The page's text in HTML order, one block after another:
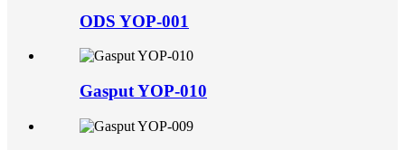
ODS YOP-001
Gasput YOP-010